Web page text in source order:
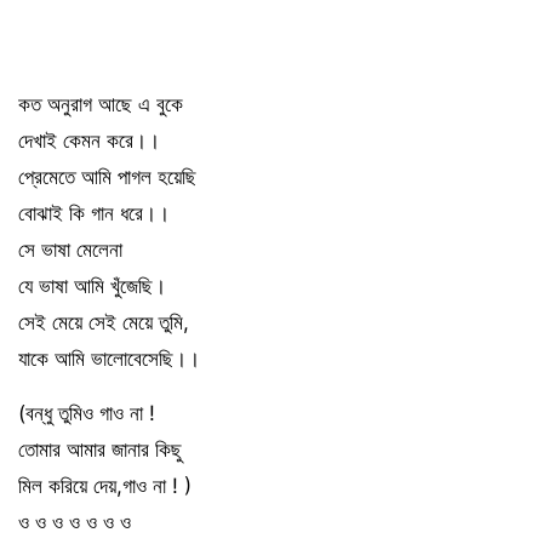
কত অনুরাগ আছে এ বুকে
দেখাই কেমন করে।।
প্রেমেতে আমি পাগল হয়েছি
বোঝাই কি গান ধরে।।
সে ভাষা মেলেনা
যে ভাষা আমি খুঁজেছি।
সেই মেয়ে সেই মেয়ে তুমি,
যাকে আমি ভালোবেসেছি।।
(বন্ধু তুমিও গাও না !
তোমার আমার জানার কিছু
মিল করিয়ে দেয়,গাও না ! )
ও ও ও ও ও ও ও